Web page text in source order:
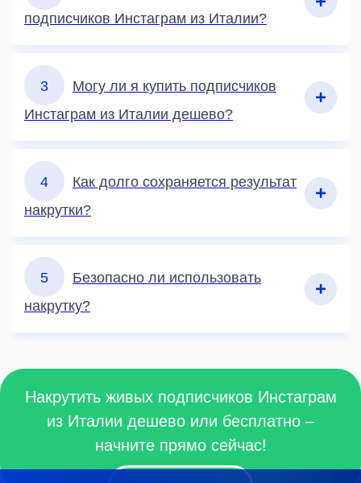
подписчиков Инстаграм из Италии?
3
Могу ли я купить подписчиков
Инстаграм из Италии дешево?
4
Как долго сохраняется результат
накрутки?
5
Безопасно ли использовать
накрутку?
Накрутить живых подписчиков Инстаграм
из Италии дешево или бесплатно –
начните прямо сейчас!